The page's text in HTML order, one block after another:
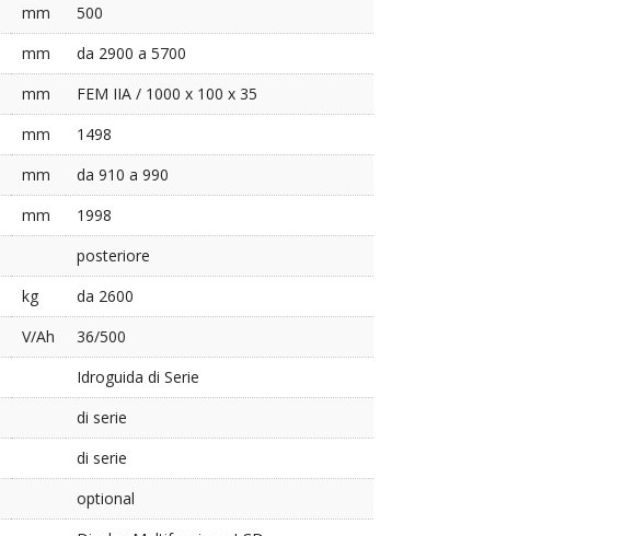
mm
500
mm
da 2900 a 5700
mm
FEM IIA / 1000 x 100 x 35
mm
1498
mm
da 910 a 990
mm
1998
posteriore
kg
da 2600
V/Ah
36/500
Idroguida di Serie
di serie
di serie
optional